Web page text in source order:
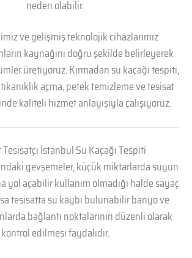
neden olabilir.
ve gelişmiş teknolojik cihazlarımız
kaynağını doğru şekilde belirleyerek
üretiyoruz. Kırmadan su kaçağı tespiti,
açma, petek temizleme ve tesisat
kaliteli hizmet anlayışıyla çalışıyoruz.
İstanbul Su Kaçağı Tespiti
gevşemeler, küçük miktarlarda suyun
yol açabilir kullanım olmadığı halde sayaç
tesisatta su kaybı bulunabilir banyo ve
bağlantı noktalarının düzenli olarak
kontrol edilmesi faydalıdır.